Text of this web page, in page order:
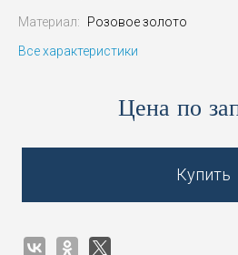
Материал:
Розовое золото
Все характеристики
Цена по
Купить